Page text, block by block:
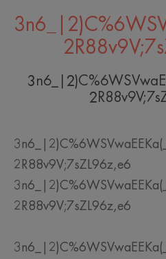
2R88v9V;7sZL96z,e6
2R88v9V;7sZL96z,e6